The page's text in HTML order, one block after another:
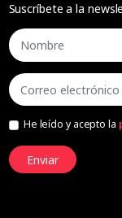
Suscríbete a la
He leído y acepto la
Enviar